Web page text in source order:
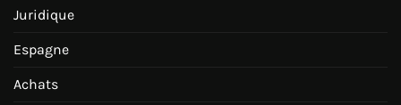
Juridique
Espagne
Achats